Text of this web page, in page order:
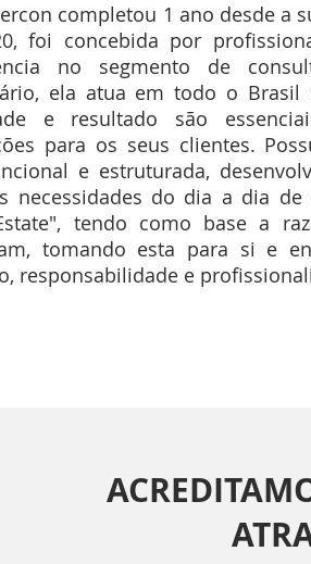
completou 1 ano desde a
foi concebida por
no segmento de
ela atua em todo o Brasil
e resultado são
para os seus clientes.
e estruturada,
necessidades do dia a dia de
tendo como base a
tomando esta para si e
responsabilidade e